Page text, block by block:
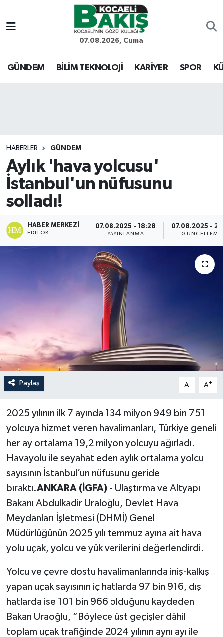
07.08.2026, Cuma
GÜNDEM BİLİM TEKNOLOJİ KARİYER SPOR
HABERLER GÜNDEM
Aylık 'hava yolcusu'
İstanbul'un nüfusunu
solladı!
HABER MERKEZI
EDITÖR
07.08.2025 - 18:28
YAYINLANMA
07.08.2025 -
GÜNCELLEME
Paylaş A- A+
2025 yılının ilk 7 ayında 134 milyon 949 bin 751
yolcuya hizmet veren havalimanları, Türkiye geneli
her ay ortalama 19,2 milyon yolcuyu ağırladı.
Havayolu ile seyahat eden aylık ortalama yolcu
sayısının İstanbul’un nüfusunu geride
bıraktı.ANKARA (İGFA) - Ulaştırma ve Altyapı
Bakanı Abdulkadir Uraloğlu, Devlet Hava
Meydanları İşletmesi (DHMİ) Genel
Müdürlüğünün 2025 yılı temmuz ayına ait hava
yolu uçak, yolcu ve yük verilerini değerlendirdi.
Yolcu ve çevre dostu havalimanlarında iniş-kalkış
yapan uçak sayısının iç hatlarda 97 bin 916, dış
hatlarda ise 101 bin 966 olduğunu kaydeden
Bakan Uraoğlu, “Böylece üst geçişler dâhil
toplam uçak trafiğinde 2024 yılının aynı ayı ile
Kocaeli Nöbetçi Eczaneler
Kocaeli Hava Durumu
Son Dakika Haberleri
Haber Arşivi